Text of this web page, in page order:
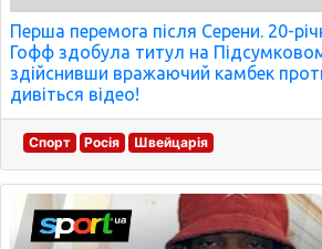
Перша перемога після Серени. 20-
Гофф здобула титул на
здійснивши вражаючий камбек
дивіться відео!
Спорт Росія Швейцарія